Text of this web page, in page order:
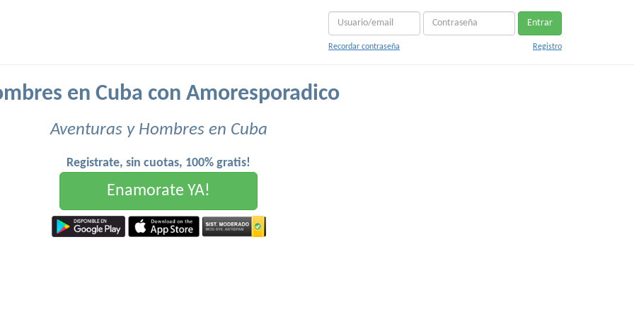
Entrar
Recordar contraseña Registro
en Cuba con Amoresporadico
Aventuras y Hombres en Cuba
Registrate, sin cuotas, 100% gratis!
Enamorate YA!